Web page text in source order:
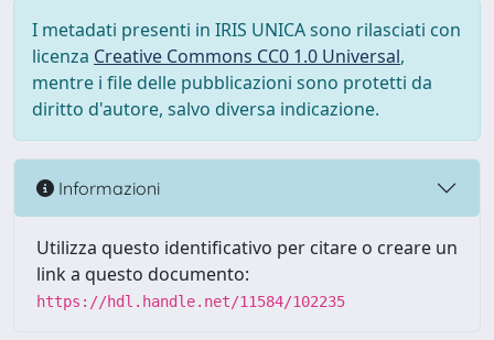
I metadati presenti in IRIS UNICA sono rilasciati con
licenza Creative Commons CC0 1.0 Universal,
mentre i file delle pubblicazioni sono protetti da
diritto d'autore, salvo diversa indicazione.
Informazioni
Utilizza questo identificativo per citare o creare un
link a questo documento:
https://hdl.handle.net/11584/102235